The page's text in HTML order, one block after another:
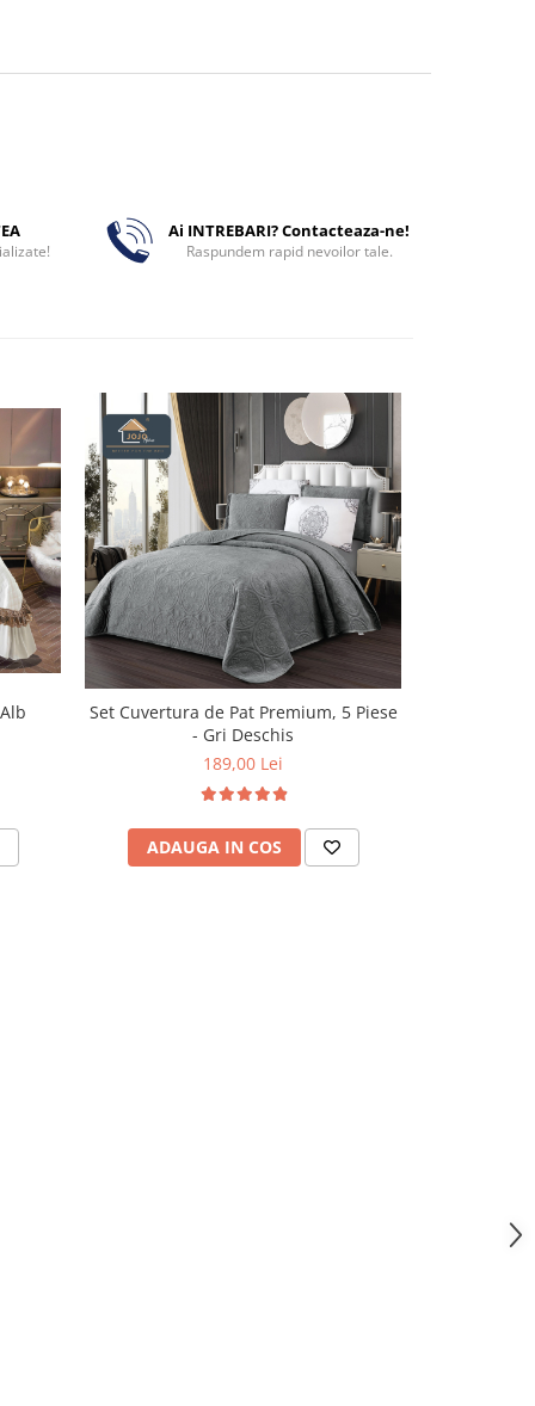
Ai INTREBARI? Contacteaza-ne!
Raspundem rapid nevoilor tale.
Set Cuvertura de Pat Premium, 5 Piese
- Gri Deschis
189,00 Lei
ADAUGA IN COS